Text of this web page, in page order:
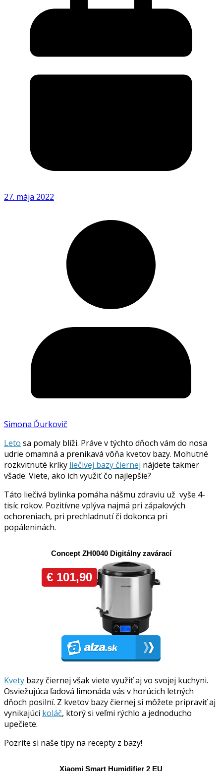
27. mája 2022
Simona Ďurkovič
Leto sa pomaly blíži. Práve v týchto dňoch vám do nosa
udrie omamná a prenikavá vôňa kvetov bazy. Mohutné
rozkvitnuté kríky liečivej bazy čiernej nájdete takmer
všade. Viete, ako ich využiť čo najlepšie?
Táto liečivá bylinka pomáha nášmu zdraviu už vyše 4-
tisíc rokov. Pozitívne vplýva najmä pri zápalových
ochoreniach, pri prechladnutí či dokonca pri
popáleninách.
Kvety bazy čiernej však viete využiť aj vo svojej kuchyni.
Osviežujúca ľadová limonáda vás v horúcich letných
dňoch posilní. Z kvetov bazy čiernej si môžete pripraviť aj
vynikajúci koláč, ktorý si veľmi rýchlo a jednoducho
upečiete.
Pozrite si naše tipy na recepty z bazy!